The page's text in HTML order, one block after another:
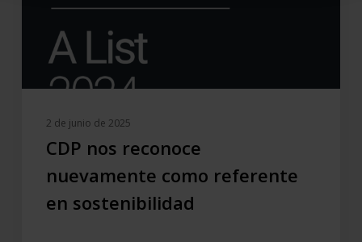
sostenibilidad
2 de junio de 2025
CDP nos reconoce
nuevamente como referente
en sostenibilidad